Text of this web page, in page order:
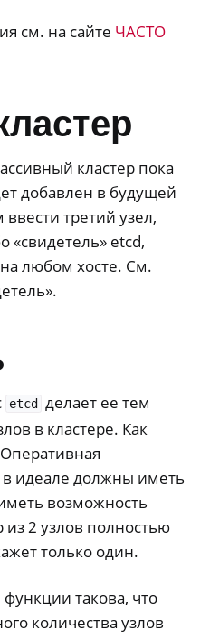
см. на сайте ЧАСТО
кластер пока
добавлен в будущей
третий узел,
«свидетель» etcd,
любом хосте. См.
etcd
делает ее тем
в кластере. Как
в идеале должны иметь
возможность
из 2 узлов полностью
только один.
такова, что
количества узлов